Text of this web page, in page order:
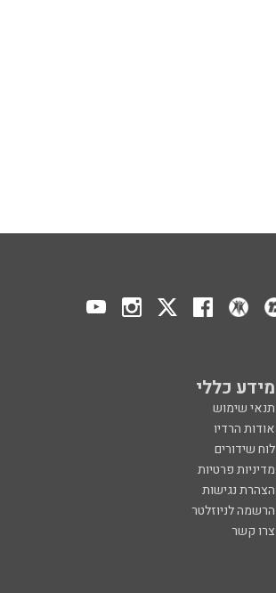
מידע כללי
תנאי שימוש
אודות הרדיו
לוח שידורים
מדיניות פרטיות
הצהרת נגישות
הרשמה לניוזלטר
צרו קשר